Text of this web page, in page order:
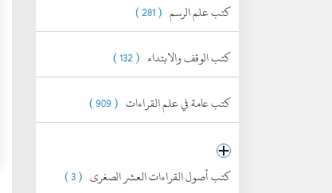
كتب علم الرسم ( 281 )
كتب الوقف والابتداء ( 132 )
كتب عامة في علم القراءات ( 909 )
كتب أصول القراءات العشر الصغرى ( 3 )